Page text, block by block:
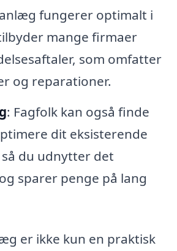
fungerer optimalt i
mange firmaer
som omfatter
og reparationer.
: Fagfolk kan også finde
dit eksisterende
du udnytter det
sparer penge på lang
er ikke kun en praktisk